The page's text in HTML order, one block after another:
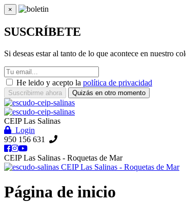
×
Cerrar
SUSCRÍBETE
Si deseas estar al tanto de lo que acontece en nuestro
He leido y acepto la política de privacidad
Suscribirme ahora Quizás en otro momento
CEIP Las Salinas
Login
950 156 631
CEIP Las Salinas - Roquetas de Mar
CEIP Las Salinas - Roquetas de Mar
Página de inicio